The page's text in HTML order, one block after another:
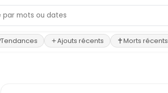
Tendances Ajouts récents Morts récents